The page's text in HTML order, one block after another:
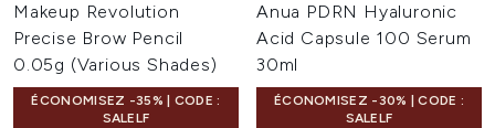
Makeup Revolution
Precise Brow Pencil
0.05g (Various Shades)
ÉCONOMISEZ -35% | CODE :
SALELF
Anua PDRN Hyaluronic
Acid Capsule 100 Serum
30ml
ÉCONOMISEZ -30% | CODE :
SALELF